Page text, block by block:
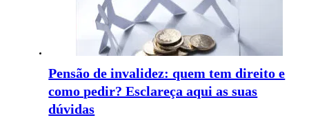
Pensão de invalidez: quem tem direito e
como pedir? Esclareça aqui as suas
dúvidas